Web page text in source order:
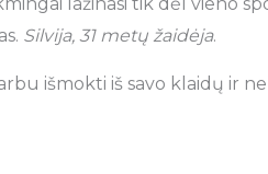
Silvija, 31 metų žaidėja.
išmokti iš savo klaidų ir